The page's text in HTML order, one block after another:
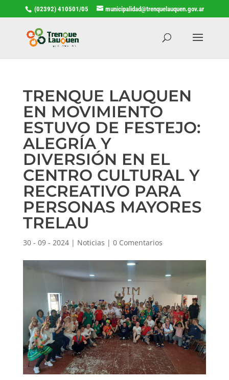
(02392) 410501/05 municipalidad@trenquelauquen.gov.ar
TRENQUE LAUQUEN
EN MOVIMIENTO
ESTUVO DE FESTEJO:
ALEGRÍA Y
DIVERSIÓN EN EL
CENTRO CULTURAL Y
RECREATIVO PARA
PERSONAS MAYORES
TRELAU
30 - 09 - 2024| Noticias | 0 Comentarios